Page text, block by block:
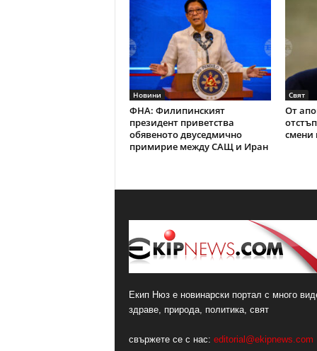
Новини
ФНА: Филипинският
президент приветства
обявеното двуседмично
примирие между САЩ и Иран
Свят
От
смени
Екип Нюз е новинарски портал с много
здраве, природа, политика, свят
свържете се с нас: editorial@ekipnews.com